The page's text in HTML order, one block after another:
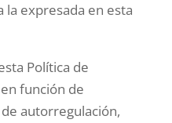
expresada en esta
Política de
función de
autorregulación,